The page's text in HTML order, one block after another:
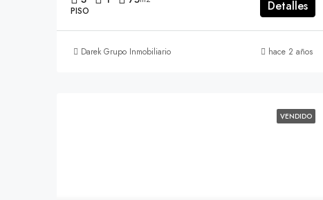
PISO
Detalles
Darek Grupo Inmobiliario hace 2 años
VENDIDO